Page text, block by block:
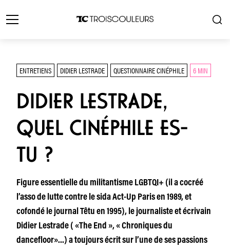
ENTRETIENS DIDIER LESTRADE QUESTIONNAIRE CINÉPHILE 6 MIN
DIDIER LESTRADE,
QUEL CINÉPHILE ES-
TU ?
Figure essentielle du militantisme LGBTQI+ (il a cocréé
l’asso de lutte contre le sida Act-Up Paris en 1989, et
cofondé le journal Têtu en 1995), le journaliste et écrivain
Didier Lestrade ( «The End », « Chroniques du
dancefloor»…) a toujours écrit sur l’une de ses passions